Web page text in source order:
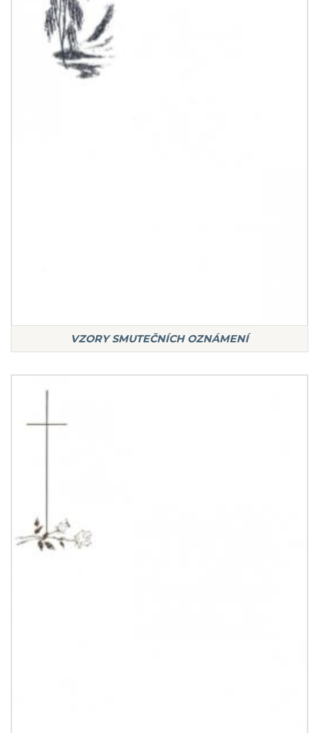
VZORY SMUTEČNÍCH OZNÁMENÍ